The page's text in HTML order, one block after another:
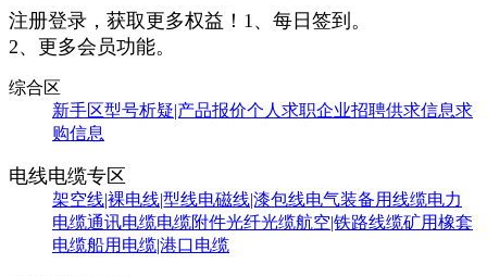
注册登录，获取更多权益！ 1、每日签到。
2、更多会员功能。
综合区
新手区型号析疑|产品报价个人求职企业招聘供求信息求
购信息
电线电缆专区
架空线|裸电线|型线电磁线|漆包线电气装备用线缆电力
电缆通讯电缆电缆附件光纤光缆航空|铁路线缆矿用橡套
电缆船用电缆|港口电缆